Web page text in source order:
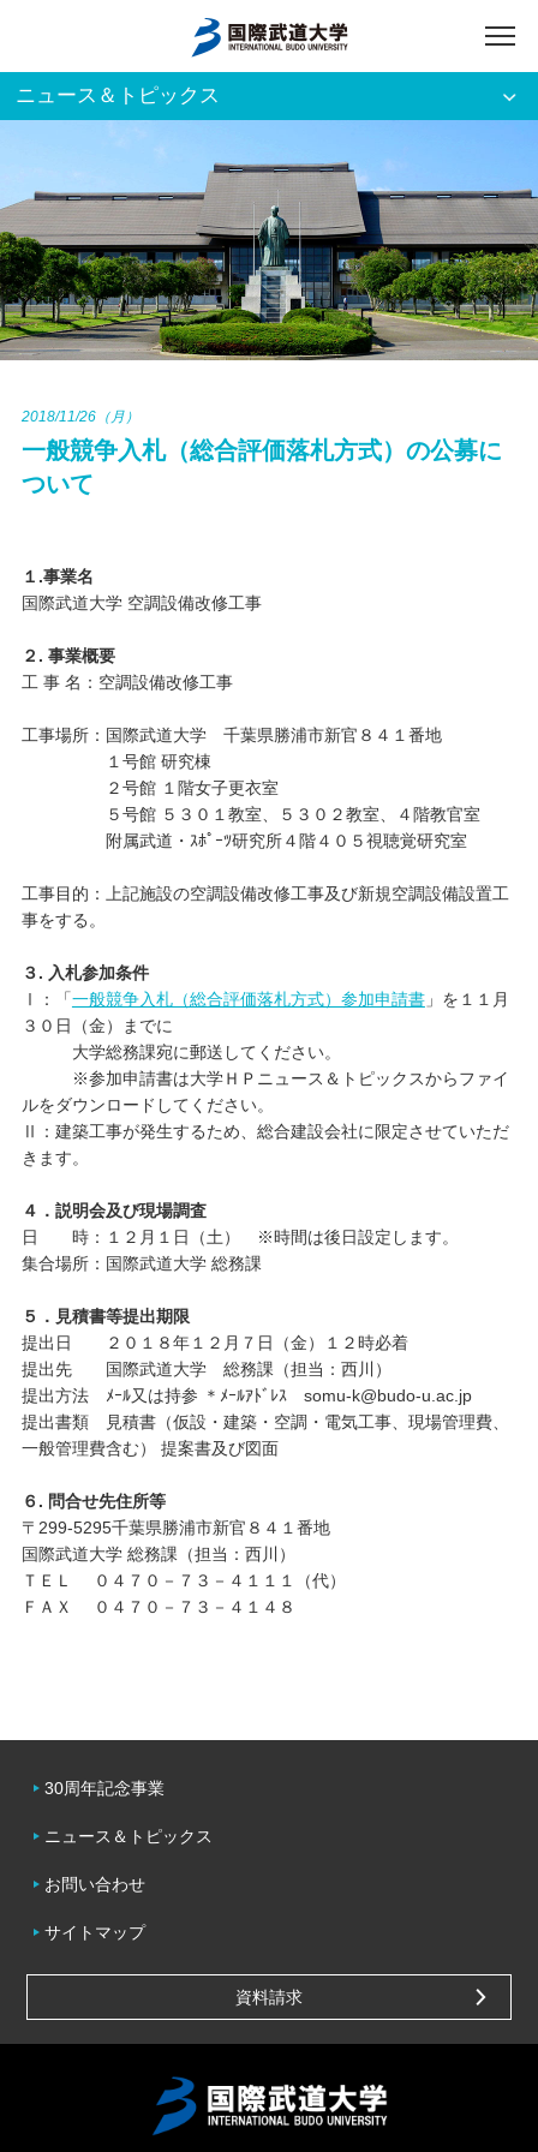
アクセス 入試資料請求
ご利用者別
ホーム
大学案内
ニュース＆トピックス
2018/11/26（月）
一般競争入札（総合評価落札方式）の公募に
ついて
１.事業名
国際武道大学 空調設備改修工事
２. 事業概要
工 事 名：空調設備改修工事
工事場所：国際武道大学 千葉県勝浦市新官８４１番地
１号館 研究棟
２号館 １階女子更衣室
５号館 ５３０１教室、５３０２教室、４階教官室
附属武道・ｽﾎﾟｰﾂ研究所４階４０５視聴覚研究室
工事目的：上記施設の空調設備改修工事及び新規空調設備設置工
事をする。
３. 入札参加条件
Ⅰ：「一般競争入札（総合評価落札方式）参加申請書」を１１月
３０日（金）までに
大学総務課宛に郵送してください。
※参加申請書は大学ＨＰニュース＆トピックスからファイ
ルをダウンロードしてください。
Ⅱ：建築工事が発生するため、総合建設会社に限定させていただ
きます。
４．説明会及び現場調査
日 時：１２月１日（土） ※時間は後日設定します。
集合場所：国際武道大学 総務課
５．見積書等提出期限
提出日 ２０１８年１２月７日（金）１２時必着
提出先 国際武道大学 総務課（担当：西川）
提出方法 ﾒｰﾙ又は持参 ＊ﾒｰﾙｱﾄﾞﾚｽ somu-k@budo-u.ac.jp
提出書類 見積書（仮設・建築・空調・電気工事、現場管理費、
一般管理費含む） 提案書及び図面
６. 問合せ先住所等
〒299-5295千葉県勝浦市新官８４１番地
国際武道大学 総務課（担当：西川）
ＴＥＬ ０４７０－７３－４１１１（代）
ＦＡＸ ０４７０－７３－４１４８
30周年記念事業
ニュース＆トピックス
お問い合わせ
サイトマップ
資料請求